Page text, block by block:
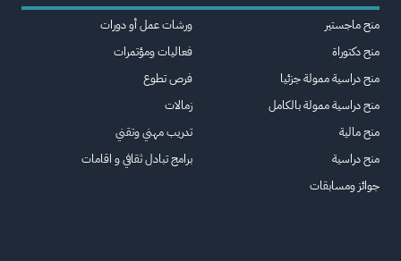
منح ماجستير
منح دكتوراة
منح دراسية ممولة جزئيا
منح دراسية ممولة بالكامل
منح مالية
منح دراسية
جوائز ومسابقات
ورشات عمل أو دورات
فعاليات ومؤتمرات
فرص تطوع
زمالات
تدريب مهني وتقني
برامج تبادل ثقافي و اقامات